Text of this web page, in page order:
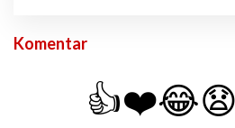
Komentar
👍❤️😂😧